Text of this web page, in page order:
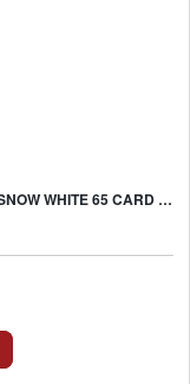
DISNEY LORCANA TCG: URSULA'S RETURN - SNOW WHITE 65 CARD SLEEVES - UK